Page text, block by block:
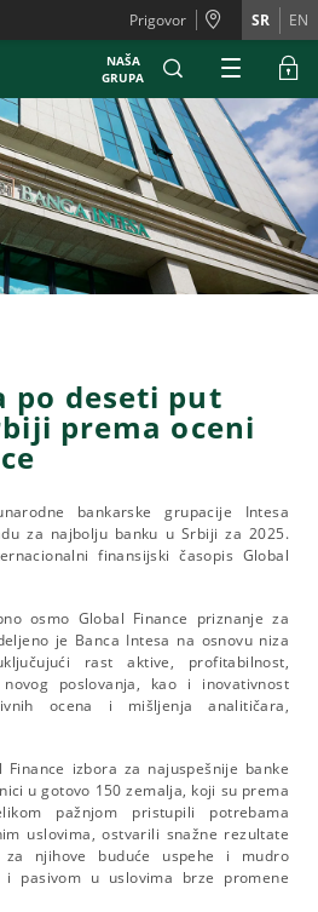
Prigovor SR EN
NAŠA
GRUPA
po deseti put
prema oceni
bankarske grupacije Intesa
za najbolju banku u Srbiji za 2025.
finansijski časopis Global
osmo Global Finance priznanje za
je Banca Intesa na osnovu niza
rast aktive, profitabilnost,
poslovanja, kao i inovativnost
ocena i mišljenja analitičara,
izbora za najuspešnije banke
u gotovo 150 zemalja, koji su prema
pažnjom pristupili potrebama
uslovima, ostvarili snažne rezultate
njihove buduće uspehe i mudro
i pasivom u uslovima brze promene